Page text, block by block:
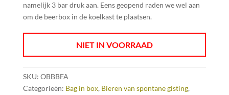
namelijk 3 bar druk aan. Eens geopend raden we wel aan
om de beerbox in de koelkast te plaatsen.
NIET IN VOORRAAD
SKU: OBBBFA
Categorieën: Bag in box, Bieren van spontane gisting,